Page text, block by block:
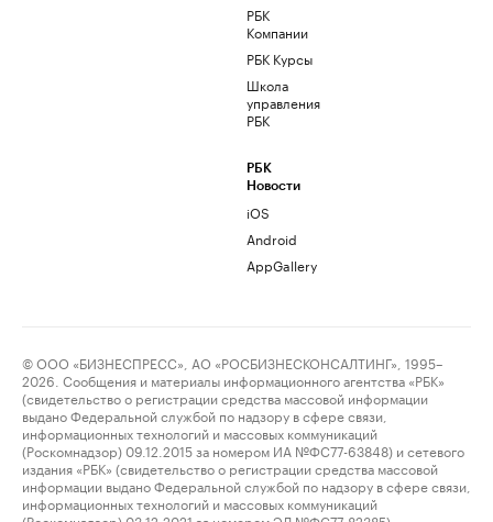
РБК
Компании
РБК Курсы
Школа
управления
РБК
РБК
Новости
iOS
Android
AppGallery
© ООО «БИЗНЕСПРЕСС», АО «РОСБИЗНЕСКОНСАЛТИНГ», 1995–
2026. Сообщения и материалы информационного агентства «РБК»
(свидетельство о регистрации средства массовой информации
выдано Федеральной службой по надзору в сфере связи,
информационных технологий и массовых коммуникаций
(Роскомнадзор) 09.12.2015 за номером ИА №ФС77-63848) и сетевого
издания «РБК» (свидетельство о регистрации средства массовой
информации выдано Федеральной службой по надзору в сфере связи,
информационных технологий и массовых коммуникаций